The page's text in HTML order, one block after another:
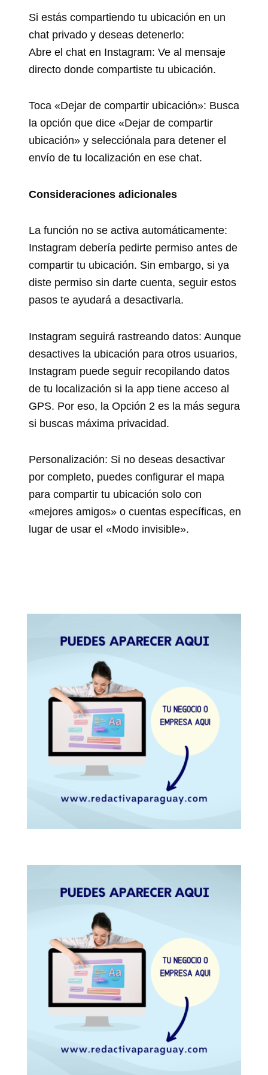
Si estás compartiendo tu ubicación en un
chat privado y deseas detenerlo:
Abre el chat en Instagram: Ve al mensaje
directo donde compartiste tu ubicación.
Toca «Dejar de compartir ubicación»: Busca
la opción que dice «Dejar de compartir
ubicación» y selecciónala para detener el
envío de tu localización en ese chat.
Consideraciones adicionales
La función no se activa automáticamente:
Instagram debería pedirte permiso antes de
compartir tu ubicación. Sin embargo, si ya
diste permiso sin darte cuenta, seguir estos
pasos te ayudará a desactivarla.
Instagram seguirá rastreando datos: Aunque
desactives la ubicación para otros usuarios,
Instagram puede seguir recopilando datos
de tu localización si la app tiene acceso al
GPS. Por eso, la Opción 2 es la más segura
si buscas máxima privacidad.
Personalización: Si no deseas desactivar
por completo, puedes configurar el mapa
para compartir tu ubicación solo con
«mejores amigos» o cuentas específicas, en
lugar de usar el «Modo invisible».